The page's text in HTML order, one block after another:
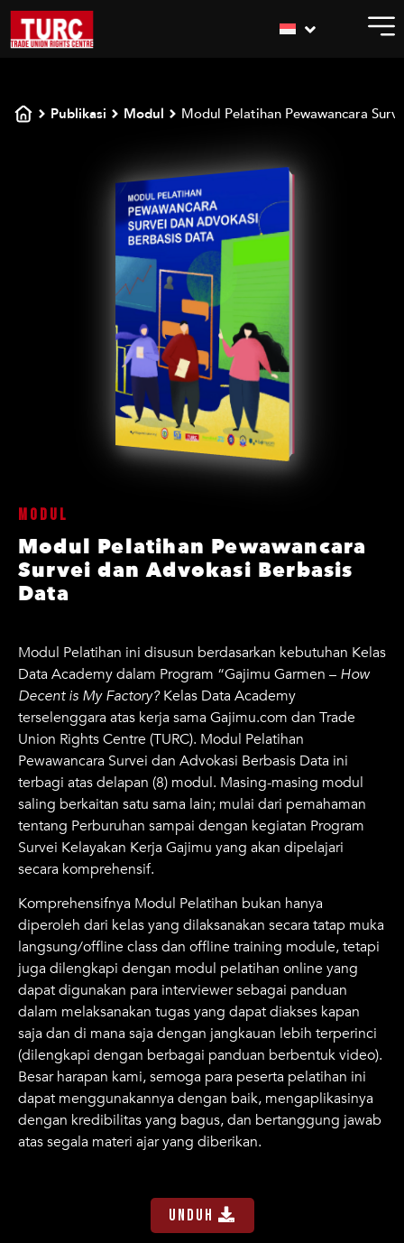
Publikasi Modul Modul Pelatihan Pewawancara
Modul
Modul Pelatihan Pewawancara
Survei dan Advokasi Berbasis
Data
Modul Pelatihan ini disusun berdasarkan kebutuhan Kelas
Data Academy dalam Program “Gajimu Garmen – How
Decent is My Factory?Kelas Data Academy
terselenggara atas kerja sama Gajimu.com dan Trade
Union Rights Centre (TURC). Modul Pelatihan
Pewawancara Survei dan Advokasi Berbasis Data ini
terbagi atas delapan (8) modul. Masing-masing modul
saling berkaitan satu sama lain; mulai dari pemahaman
tentang Perburuhan sampai dengan kegiatan Program
Survei Kelayakan Kerja Gajimu yang akan dipelajari
secara komprehensif.
Komprehensifnya Modul Pelatihan bukan hanya
diperoleh dari kelas yang dilaksanakan secara tatap muka
langsung/offline class dan offline training module, tetapi
juga dilengkapi dengan modul pelatihan online yang
dapat digunakan para interviewer sebagai panduan
dalam melaksanakan tugas yang dapat diakses kapan
saja dan di mana saja dengan jangkauan lebih terperinci
(dilengkapi dengan berbagai panduan berbentuk video).
Besar harapan kami, semoga para peserta pelatihan ini
dapat menggunakannya dengan baik, mengaplikasinya
dengan kredibilitas yang bagus, dan bertanggung jawab
atas segala materi ajar yang diberikan.
Unduh